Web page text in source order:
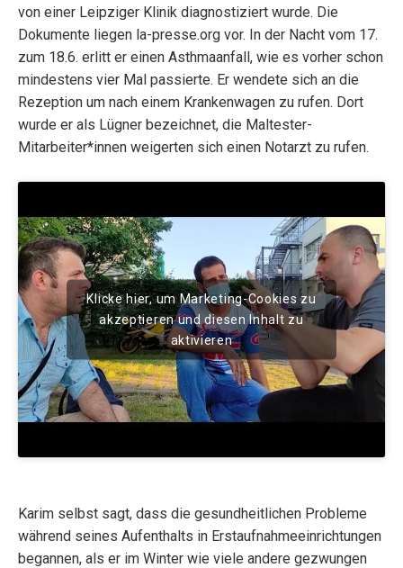
von einer Leipziger Klinik diagnostiziert wurde. Die
Dokumente liegen la-presse.org vor. In der Nacht vom 17.
zum 18.6. erlitt er einen Asthmaanfall, wie es vorher schon
mindestens vier Mal passierte. Er wendete sich an die
Rezeption um nach einem Krankenwagen zu rufen. Dort
wurde er als Lügner bezeichnet, die Maltester-
Mitarbeiter*innen weigerten sich einen Notarzt zu rufen.
Klicke hier, um Marketing-Cookies zu
akzeptieren und diesen Inhalt zu
aktivieren
Karim selbst sagt, dass die gesundheitlichen Probleme
während seines Aufenthalts in Erstaufnahmeeinrichtungen
begannen, als er im Winter wie viele andere gezwungen